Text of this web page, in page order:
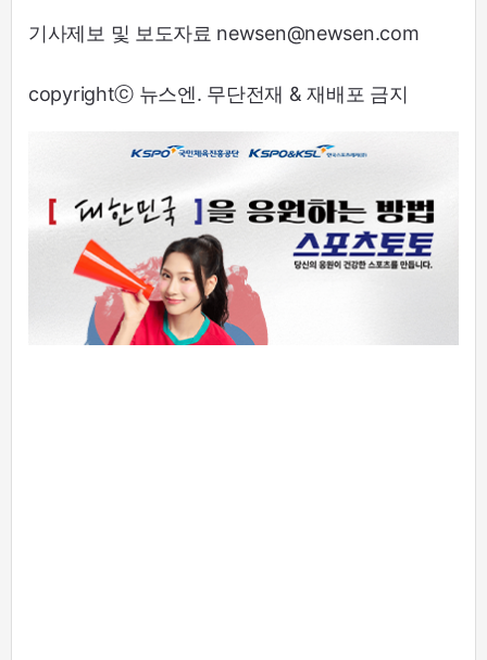
기사제보 및 보도자료 newsen@newsen.com
copyrightⓒ 뉴스엔. 무단전재 & 재배포 금지